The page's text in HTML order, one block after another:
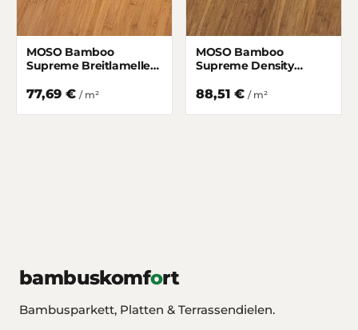
MOSO Bamboo
Supreme Breitlamelle
77,69 € / m²
MOSO Bamboo
Supreme Density
88,51 € / m²
bambuskomfort
Bambusparkett, Platten & Terrassendielen.